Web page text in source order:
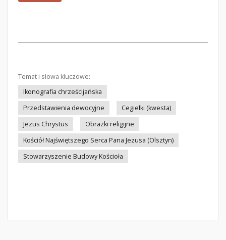
Temat i słowa kluczowe:
Ikonografia chrześcijańska
Przedstawienia dewocyjne
Cegiełki (kwesta)
Jezus Chrystus
Obrazki religijne
Kościół Najświętszego Serca Pana Jezusa (Olsztyn)
Stowarzyszenie Budowy Kościoła